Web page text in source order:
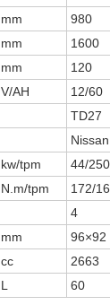
mm
980
mm
1600
mm
120
V/AH
12/60
TD27
Nissan
kw/tpm
44/
N.m/tpm
172/
4
mm
96×92
cc
2663
L 60